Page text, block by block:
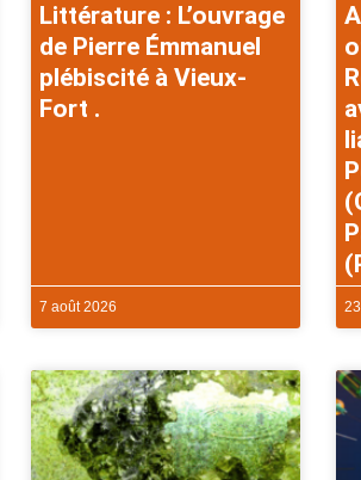
Littérature : L’ouvrage
de Pierre Émmanuel
plébiscité à Vieux-
Fort .
7 août 2026